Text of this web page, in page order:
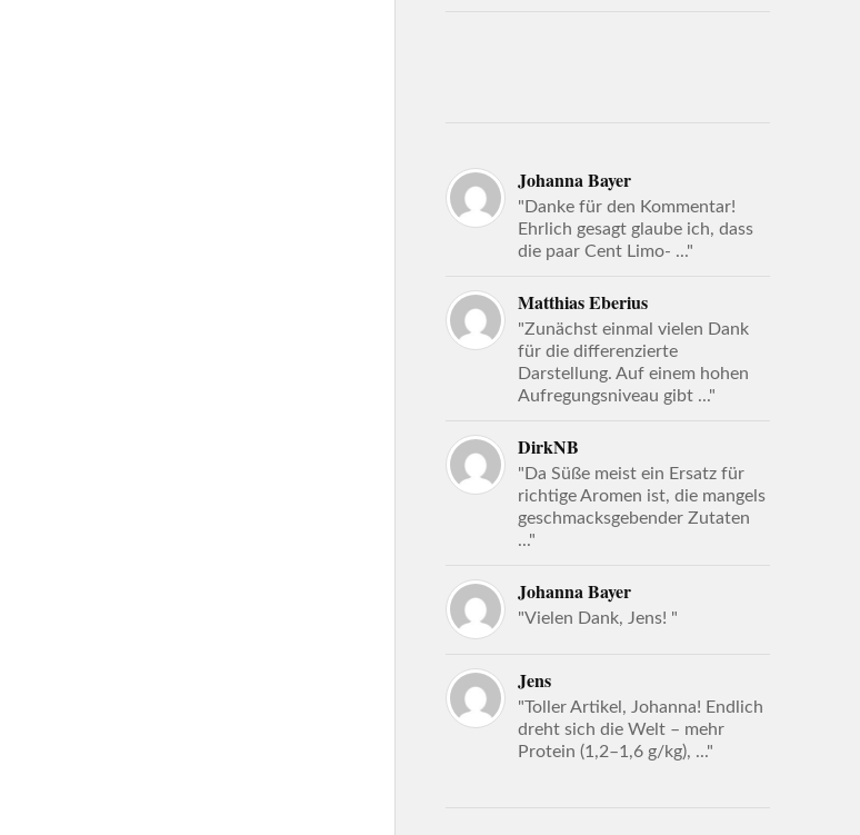
Johanna Bayer
"Danke für den Kommentar!
Ehrlich gesagt glaube ich, dass
die paar Cent Limo- ..."
Matthias Eberius
"Zunächst einmal vielen Dank
für die differenzierte
Darstellung. Auf einem hohen
Aufregungsniveau gibt ..."
DirkNB
"Da Süße meist ein Ersatz für
richtige Aromen ist, die mangels
geschmacksgebender Zutaten
..."
Johanna Bayer
"Vielen Dank, Jens! "
Jens
"Toller Artikel, Johanna! Endlich
dreht sich die Welt – mehr
Protein (1,2–1,6 g/kg), ..."